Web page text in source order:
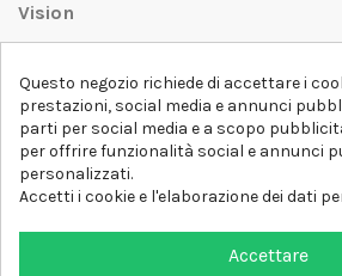
Vision
belli da vedere, ma che trasmettano anche un
Che siate alla ricerca di una t-shirt unica e di
comoda e accogliente o di un accessorio
qualcosa per tutti.
Follow us
Questo negozio richiede di accettare i
prestazioni, social media e annunci
parti per social media e a scopo
per offrire funzionalità social e annunci
personalizzati.
Accetti i cookie e l'elaborazione dei dati
Accettare